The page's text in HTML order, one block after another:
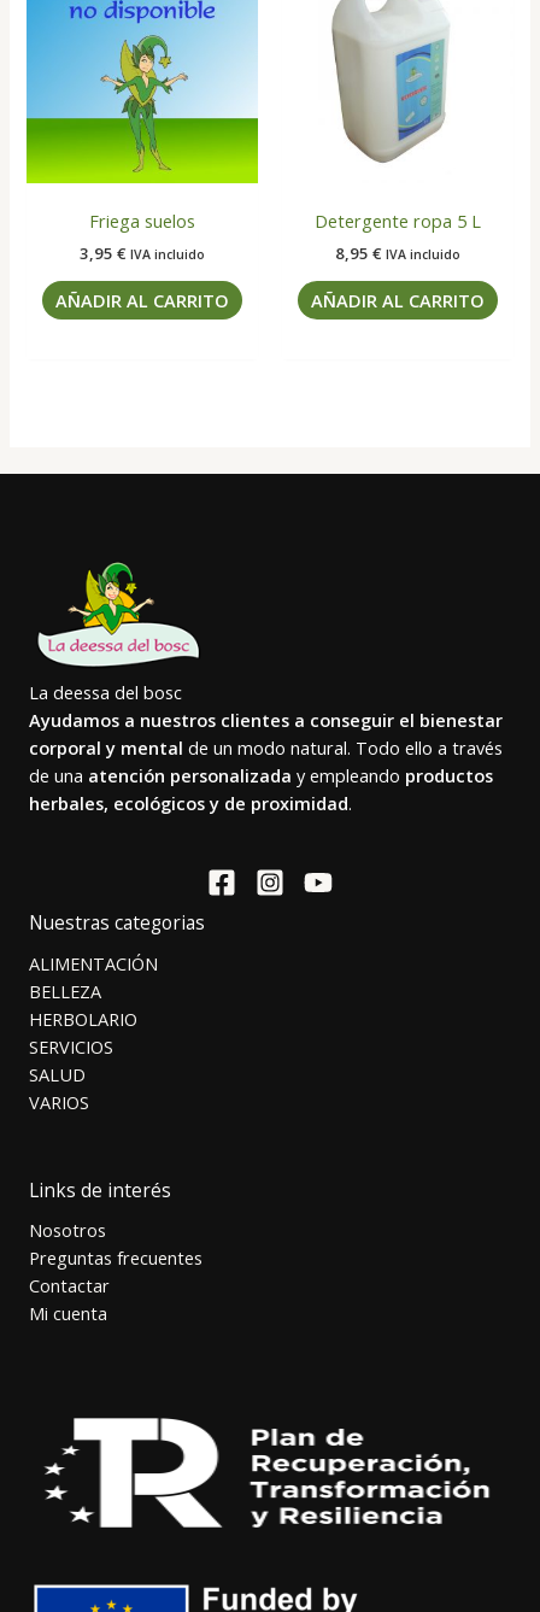
Friega suelos
3,95€ IVA incluido
AÑADIR AL CARRITO
Detergente ropa 5 L
8,95 € IVA incluido
AÑADIR AL CARRITO
La deessa del bosc
Ayudamos a nuestros clientes a conseguir el bienestar
corporal y mental de un modo natural. Todo ello a través
de una atención personalizada y empleando productos
herbales, ecológicos y de proximidad.
Nuestras categorias
ALIMENTACIÓN
BELLEZA
HERBOLARIO
SERVICIOS
SALUD
VARIOS
Links de interés
Nosotros
Preguntas frecuentes
Contactar
Mi cuenta